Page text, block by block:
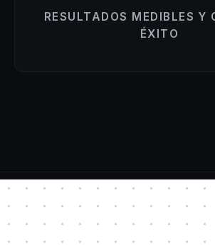
RESULTADOS MEDIBLES Y
ÉXITO